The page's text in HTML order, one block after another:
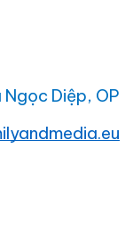
Ngọc Diệp, OP